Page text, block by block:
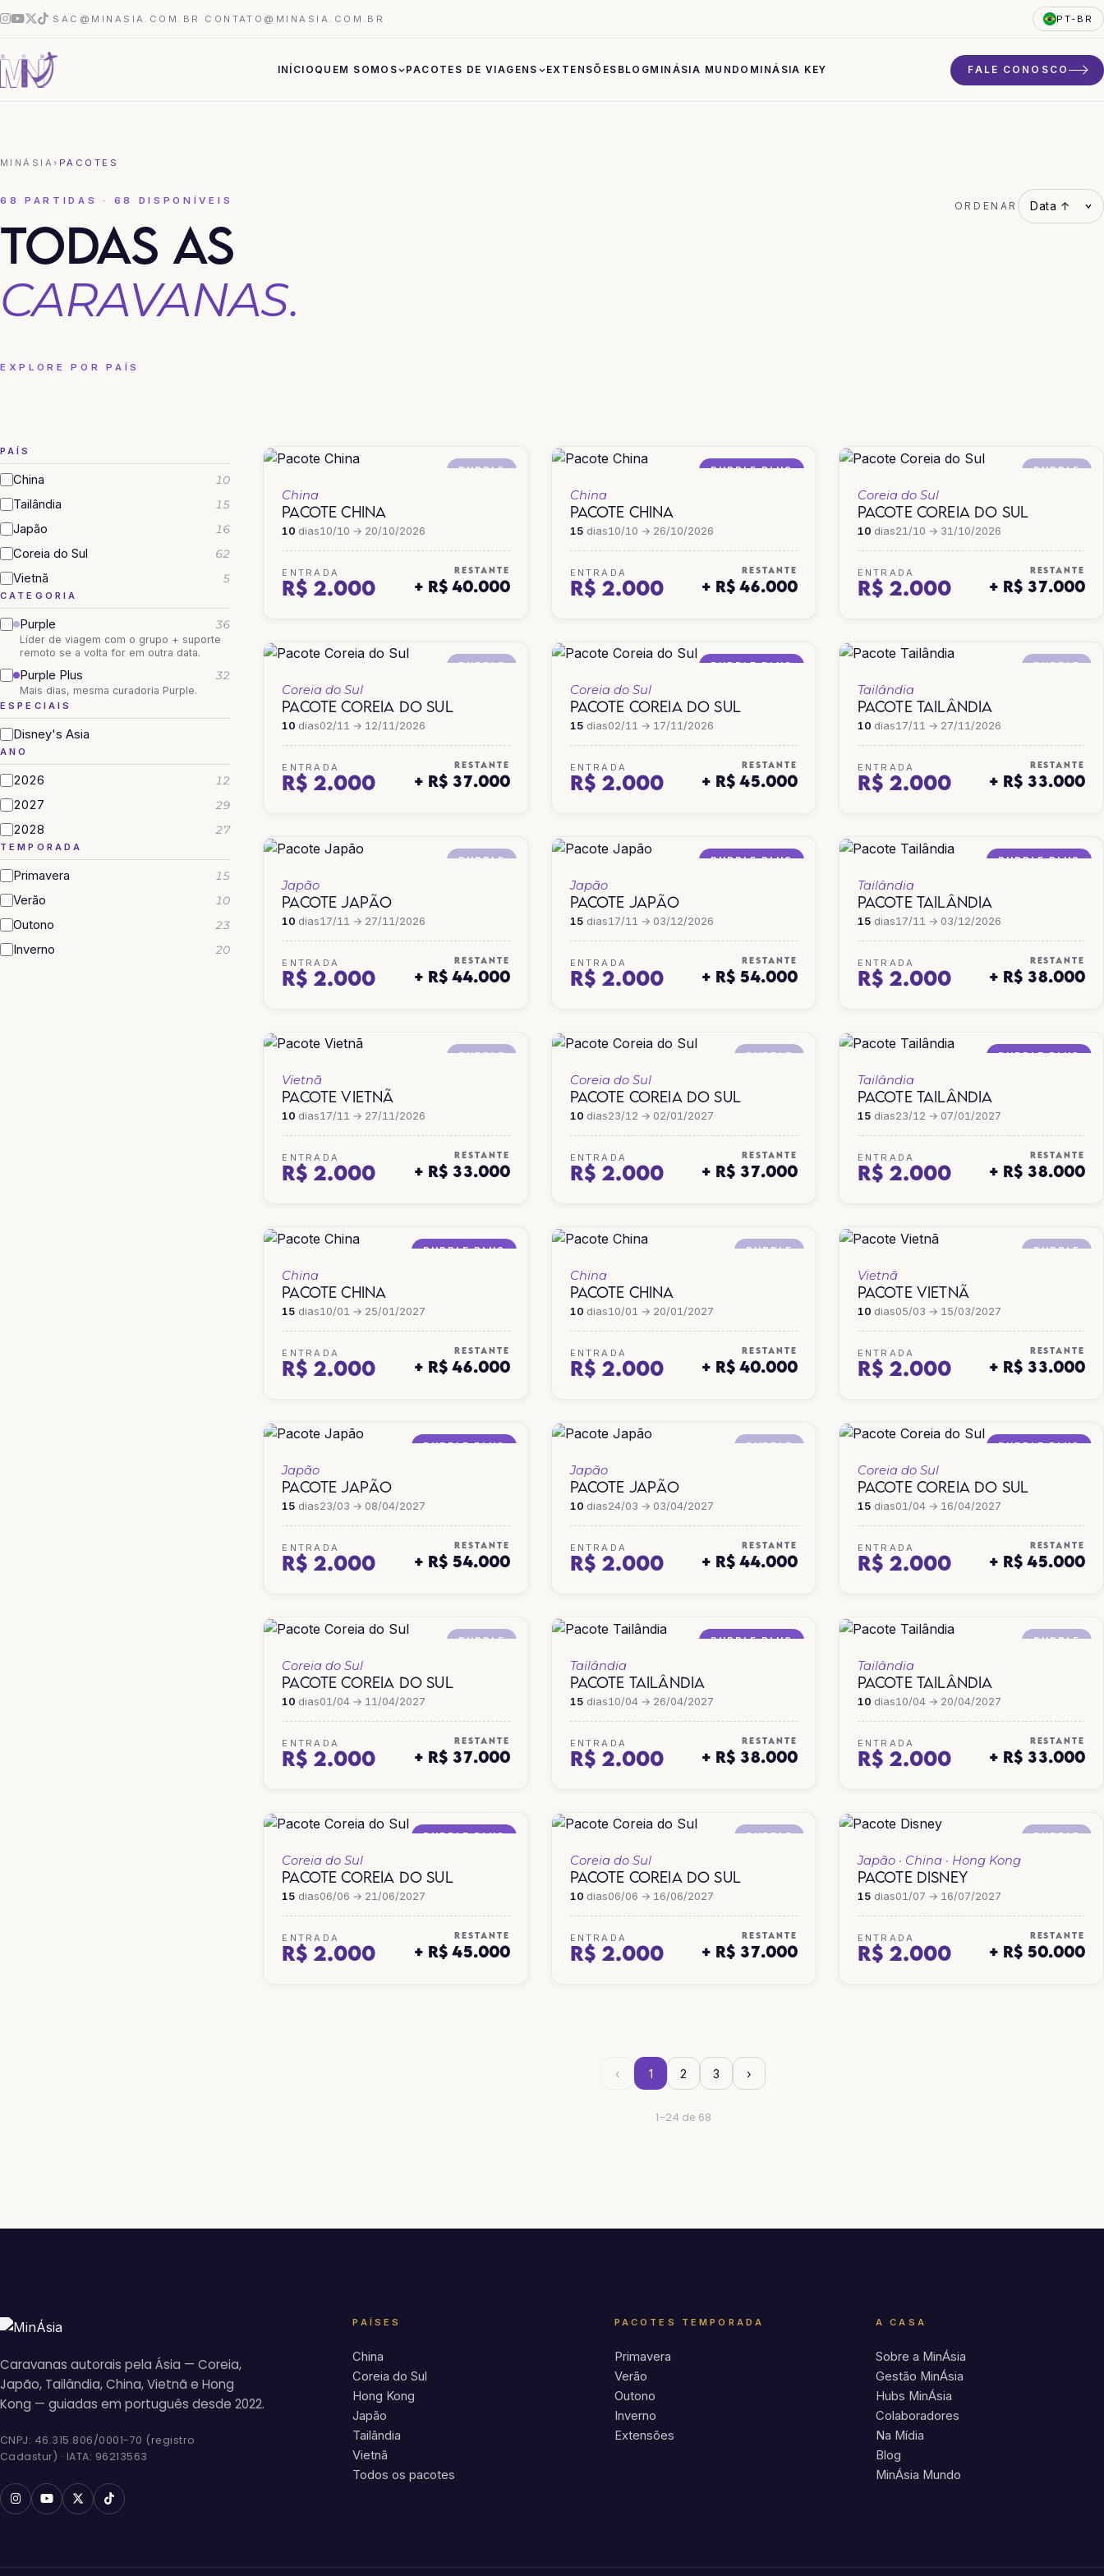
· SAC@MINASIA.COM.BR · CONTATO@MINASIA.COM.BR PT-BR
INÍCIO QUEM SOMOS PACOTES DE VIAGENS EXTENSÕES BLOGMINÁSIA MUNDO MINÁSIA KEY FALE CONOSCO
MINÁSIA› PACOTES
68 PARTIDAS · 68 DISPONÍVEIS
TODAS AS
CARAVANAS.
ORDENAR
EXPLORE POR PAÍS
CHINA
PAÍS
China 10
Tailândia 15
Japão 16
Coreia do Sul 62
Vietnã 5
CATEGORIA
Purple 36
Líder de viagem com o grupo + suporte
remoto se a volta for em outra data.
Purple Plus 32
Mais dias, mesma curadoria Purple.
ESPECIAIS
Disney's Asia
ANO
2026 12
2027 29
2028 27
TEMPORADA
Primavera 15
Verão 10
Outono 23
Inverno 20
PURPLE
China
PACOTE CHINA
10 dias10/10 → 20/10/2026
ENTRADA
R$ 2.000
RESTANTE
+ R$ 40.000
PURPLE PLUS
China
PACOTE CHINA
15 dias10/10 → 26/10/2026
ENTRADA
R$ 2.000
RESTANTE
+ R$ 46.000
PURPLE
Coreia do Sul
PACOTE COREIA DO SUL
10 dias21/10 → 31/10/2026
ENTRADA
R$ 2.000
RESTANTE
+ R$ 37.000
PURPLE
Coreia do Sul
PACOTE COREIA DO SUL
10 dias02/11 → 12/11/2026
ENTRADA
R$ 2.000
RESTANTE
+ R$ 37.000
PURPLE PLUS
Coreia do Sul
PACOTE COREIA DO SUL
15 dias02/11 → 17/11/2026
ENTRADA
R$ 2.000
RESTANTE
+ R$ 45.000
PURPLE
Tailândia
PACOTE TAILÂNDIA
10 dias17/11 → 27/11/2026
ENTRADA
R$ 2.000
RESTANTE
+ R$ 33.000
PURPLE
Japão
PACOTE JAPÃO
10 dias17/11 → 27/11/2026
ENTRADA
R$ 2.000
RESTANTE
+ R$ 44.000
PURPLE PLUS
Japão
PACOTE JAPÃO
15 dias17/11 → 03/12/2026
ENTRADA
R$ 2.000
RESTANTE
+ R$ 54.000
PURPLE PLUS
Tailândia
PACOTE TAILÂNDIA
15 dias17/11 → 03/12/2026
ENTRADA
R$ 2.000
RESTANTE
+ R$ 38.000
PURPLE
Vietnã
PACOTE VIETNÃ
10 dias17/11 → 27/11/2026
ENTRADA
R$ 2.000
RESTANTE
+ R$ 33.000
PURPLE
Coreia do Sul
PACOTE COREIA DO SUL
10 dias23/12 → 02/01/2027
ENTRADA
R$ 2.000
RESTANTE
+ R$ 37.000
PURPLE PLUS
Tailândia
PACOTE TAILÂNDIA
15 dias23/12 → 07/01/2027
ENTRADA
R$ 2.000
RESTANTE
+ R$ 38.000
PURPLE PLUS
China
PACOTE CHINA
15 dias10/01 → 25/01/2027
ENTRADA
R$ 2.000
RESTANTE
+ R$ 46.000
PURPLE
China
PACOTE CHINA
10 dias10/01 → 20/01/2027
ENTRADA
R$ 2.000
RESTANTE
+ R$ 40.000
PURPLE
Vietnã
PACOTE VIETNÃ
10 dias05/03 → 15/03/2027
ENTRADA
R$ 2.000
RESTANTE
+ R$ 33.000
PURPLE PLUS
Japão
PACOTE JAPÃO
15 dias23/03 → 08/04/2027
ENTRADA
R$ 2.000
RESTANTE
+ R$ 54.000
PURPLE
Japão
PACOTE JAPÃO
10 dias24/03 → 03/04/2027
ENTRADA
R$ 2.000
RESTANTE
+ R$ 44.000
PURPLE PLUS
Coreia do Sul
PACOTE COREIA DO SUL
15 dias01/04 → 16/04/2027
ENTRADA
R$ 2.000
RESTANTE
+ R$ 45.000
PURPLE
Coreia do Sul
PACOTE COREIA DO SUL
10 dias01/04 → 11/04/2027
ENTRADA
R$ 2.000
RESTANTE
+ R$ 37.000
PURPLE PLUS
Tailândia
PACOTE TAILÂNDIA
15 dias10/04 → 26/04/2027
ENTRADA
R$ 2.000
RESTANTE
+ R$ 38.000
PURPLE
Tailândia
PACOTE TAILÂNDIA
10 dias10/04 → 20/04/2027
ENTRADA
R$ 2.000
RESTANTE
+ R$ 33.000
PURPLE PLUS
Coreia do Sul
PACOTE COREIA DO SUL
15 dias06/06 → 21/06/2027
ENTRADA
R$ 2.000
RESTANTE
+ R$ 45.000
PURPLE
Coreia do Sul
PACOTE COREIA DO SUL
10 dias06/06 → 16/06/2027
ENTRADA
R$ 2.000
RESTANTE
+ R$ 37.000
PURPLE
Japão · China · Hong Kong
PACOTE DISNEY
15 dias01/07 → 16/07/2027
ENTRADA
R$ 2.000
RESTANTE
+ R$ 50.000
‹ 1 2 3 ›
1–24 de 68
Caravanas autorais pela Ásia — Coreia,
Japão, Tailândia, China, Vietnã e Hong
Kong — guiadas em português desde 2022.
CNPJ: 46.315.806/0001-70 (registro
Cadastur) · IATA: 96213563
PAÍSES
China
Coreia do Sul
Hong Kong
Japão
Tailândia
Vietnã
Todos os pacotes
PACOTES TEMPORADA
Primavera
Verão
Outono
Inverno
Extensões
A CASA
Sobre a MinÁsia
Gestão MinÁsia
Hubs MinÁsia
Colaboradores
Na Mídia
Blog
MinÁsia Mundo